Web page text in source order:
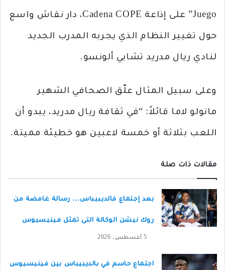
Juego” على إذاعة Cadena COPE، ​​دار نقاش واسع
حول تغيير النظام الذي يجربه المدرب الجديد
لنادي ريال مدريد تشابي ألونسو.
وعلى سبيل المثال علّق الصحافي الشهير
مانولو لاما قائلاً: “في ثقافة ريال مدريد، يبدو أن
اللعب بثلاثة أو خمسة لاعبين هو خطيئة مميتة.
مقالات ذات صلة
بعد إجتماع فالديبيباس… رسالة غامضة من
روك نيشن الوكالة التى تمثل فينيسيوس
5 أغسطس، 2026
اجتماع حاسم في بالديبيباس بين فينيسيوس